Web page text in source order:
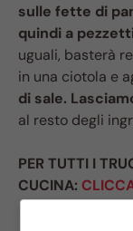
sulle fette di
quindi a
uguali, basterà
in una ciotola e
di sale.
al resto degli
PER TUTTI I
CUCINA: